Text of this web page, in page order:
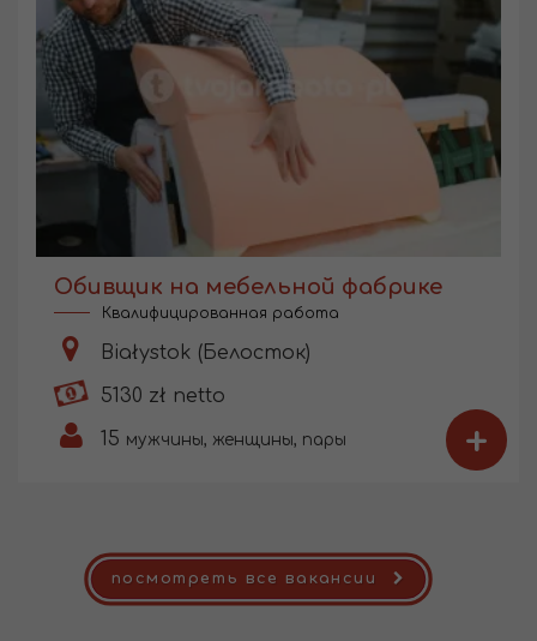
Обивщик на мебельной фабрике
Квалифицированная работа
Białystok (Белосток)
5130 zł netto
15 мужчины, женщины, пары +
посмотреть все вакансии